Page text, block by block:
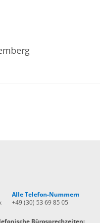
Alle Telefon-Nummern
+49 (30) 53 69 85 05
Bürosprechzeiten: